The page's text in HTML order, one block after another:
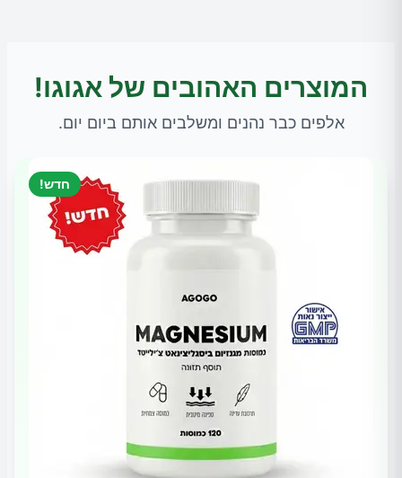
המוצרים האהובים של אגוגו!
אלפים כבר נהנים ומשלבים אותם ביום יום.
חדש!